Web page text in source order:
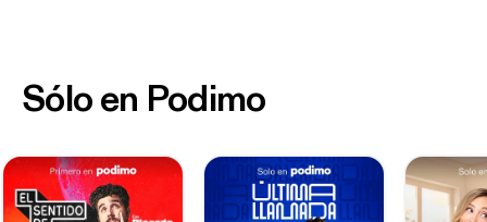
Sólo en Podimo